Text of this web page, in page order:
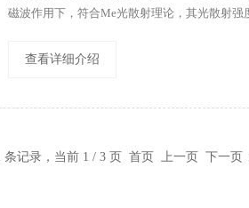
磁波作用下，符合Me光散射理论，其光散射
查看详细介绍
条记录，当前 1 / 3 页 首页 上一页下一页